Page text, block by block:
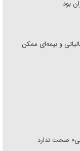
بود
و بیمه‌ای ممکن
صحت ندارد